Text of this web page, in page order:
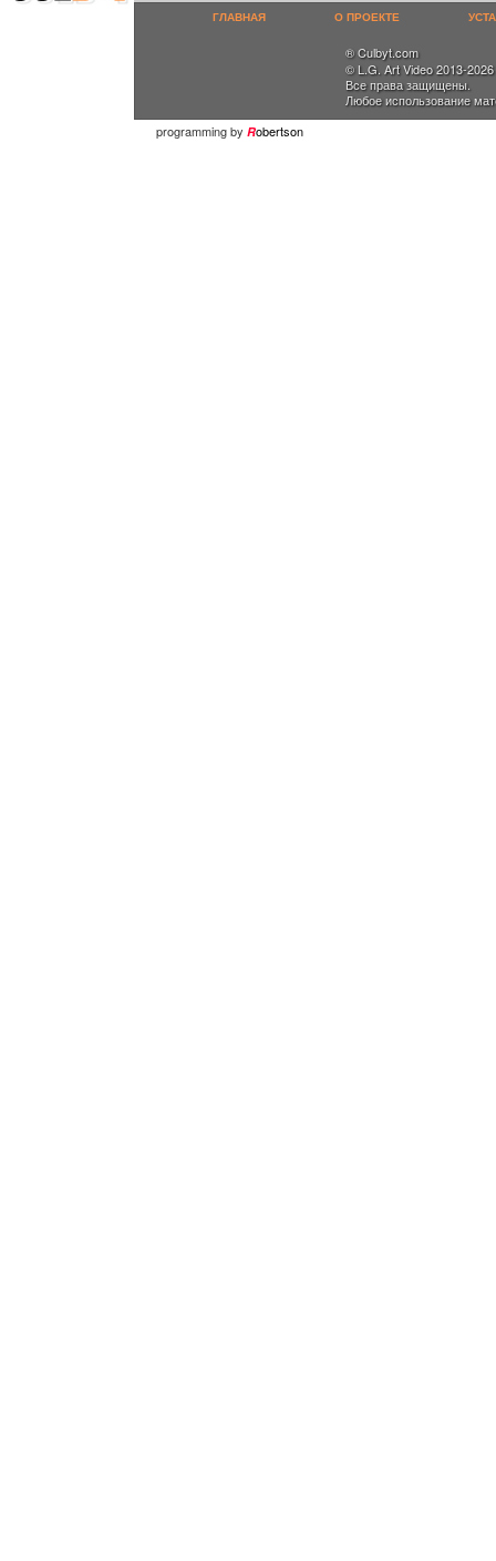
ГЛАВНАЯ О ПРОЕКТЕ
® Culbyt.com
© L.G. Art Video 2013-2026
Все права защищены.
Любое использование
programming by Robertson